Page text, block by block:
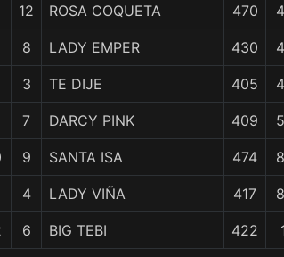
12 ROSA COQUETA 470
8 LADY EMPER 430
3 TE DIJE 405
7 DARCY PINK 409
9 SANTA ISA 474
4 LADY VIÑA 417
6 BIG TEBI 422